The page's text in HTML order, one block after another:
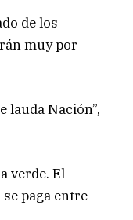
de los
muy por
lauda Nación”,
verde. El
paga entre